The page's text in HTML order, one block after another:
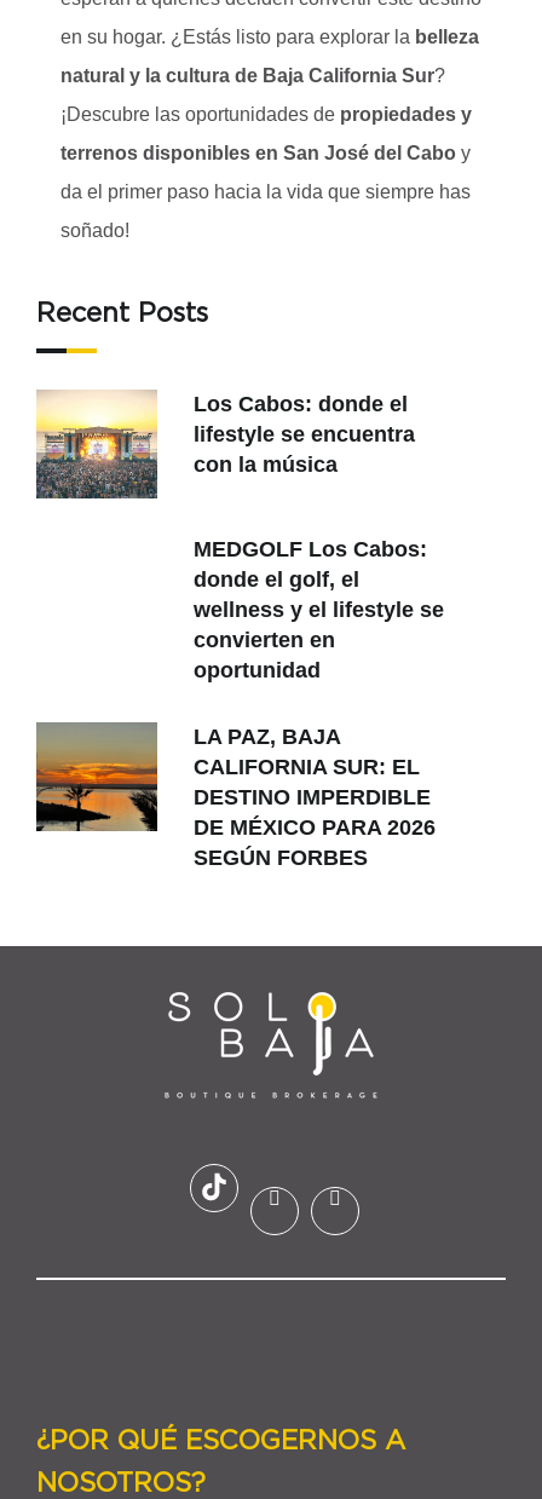
en su hogar. ¿Estás listo para explorar la belleza
natural y la cultura de Baja California Sur?
¡Descubre las oportunidades de propiedades y
terrenos disponibles en San José del Cabo y
da el primer paso hacia la vida que siempre has
soñado!
Recent Posts
Los Cabos: donde el
lifestyle se encuentra
con la música
MEDGOLF Los Cabos:
donde el golf, el
wellness y el lifestyle se
convierten en
oportunidad
LA PAZ, BAJA
CALIFORNIA SUR: EL
DESTINO IMPERDIBLE
DE MÉXICO PARA 2026
SEGÚN FORBES
¿POR QUÉ ESCOGERNOS A
NOSOTROS?